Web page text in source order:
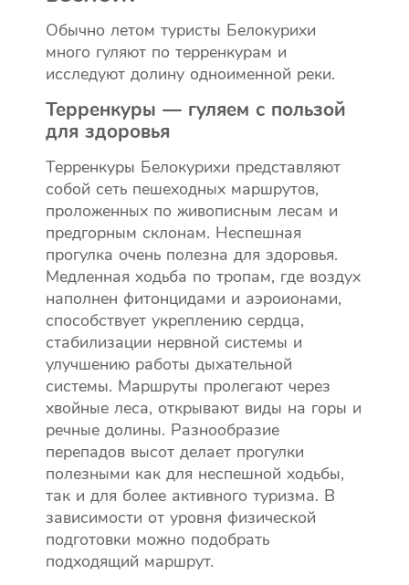
Обычно летом туристы Белокурихи
много гуляют по терренкурам и
исследуют долину одноименной реки.
Терренкуры — гуляем с пользой
для здоровья
Терренкуры Белокурихи представляют
собой сеть пешеходных маршрутов,
проложенных по живописным лесам и
предгорным склонам. Неспешная
прогулка очень полезна для здоровья.
Медленная ходьба по тропам, где воздух
наполнен фитонцидами и аэроионами,
способствует укреплению сердца,
стабилизации нервной системы и
улучшению работы дыхательной
системы. Маршруты пролегают через
хвойные леса, открывают виды на горы и
речные долины. Разнообразие
перепадов высот делает прогулки
полезными как для неспешной ходьбы,
так и для более активного туризма. В
зависимости от уровня физической
подготовки можно подобрать
подходящий маршрут.